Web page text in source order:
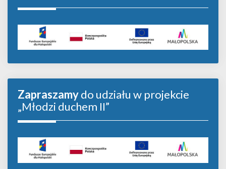
Zapraszamydo udziału w projekcie
„Młodzi duchem II”